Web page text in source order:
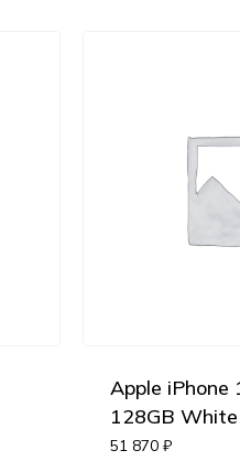
Apple iPhone
128GB
51 870 ₽